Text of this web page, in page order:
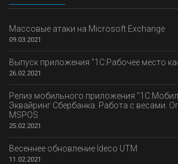
Массовые атаки на Microsoft Exchange
09.03.2021
Выпуск приложения "1С:Рабочее место
26.02.2021
Релиз мобильного приложения
Эквайринг Сбербанка. Работа с весами.
MSPOS
25.02.2021
Весеннее обновление Ideco UTM
11.02.2021